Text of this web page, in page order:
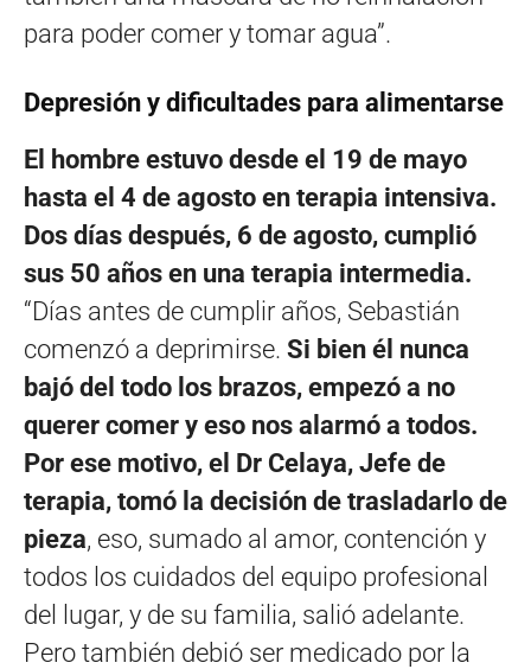
para poder comer y tomar agua”.
Depresión y dificultades para alimentarse
El hombre estuvo desde el 19 de mayo
hasta el 4 de agosto en terapia intensiva.
Dos días después, 6 de agosto, cumplió
sus 50 años en una terapia intermedia.
“Días antes de cumplir años, Sebastián
comenzó a deprimirse. Si bien él nunca
bajó del todo los brazos, empezó a no
querer comer y eso nos alarmó a todos.
Por ese motivo, el Dr Celaya, Jefe de
terapia, tomó la decisión de trasladarlo de
pieza, eso, sumado al amor, contención y
todos los cuidados del equipo profesional
del lugar, y de su familia, salió adelante.
Pero también debió ser medicado por la